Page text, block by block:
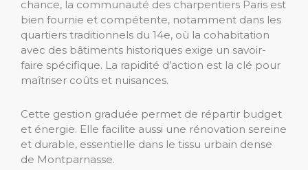
chance, la communauté des charpentiers Paris est
bien fournie et compétente, notamment dans les
quartiers traditionnels du 14e, où la cohabitation
avec des bâtiments historiques exige un savoir-
faire spécifique. La rapidité d’action est la clé pour
maîtriser coûts et nuisances.
Cette gestion graduée permet de répartir budget
et énergie. Elle facilite aussi une rénovation sereine
et durable, essentielle dans le tissu urbain dense
de Montparnasse.